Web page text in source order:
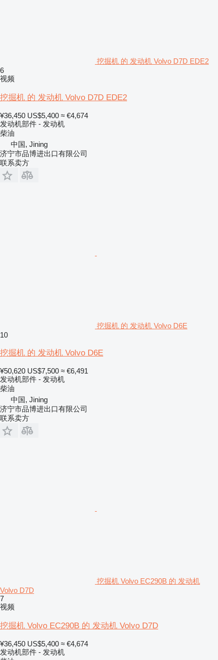
挖掘机 的 发动机 Volvo D7D EDE2
6
视频
挖掘机 的 发动机 Volvo D7D EDE2
¥36,450 US$5,400 ≈ €4,674
发动机部件 - 发动机
柴油
中国, Jining
济宁市品博进出口有限公司
联系卖方
挖掘机 的 发动机 Volvo D6E
10
挖掘机 的 发动机 Volvo D6E
¥50,620 US$7,500 ≈ €6,491
发动机部件 - 发动机
柴油
中国, Jining
济宁市品博进出口有限公司
联系卖方
挖掘机 Volvo EC290B 的 发动机
Volvo D7D
7
视频
挖掘机 Volvo EC290B 的 发动机 Volvo D7D
¥36,450 US$5,400 ≈ €4,674
发动机部件 - 发动机